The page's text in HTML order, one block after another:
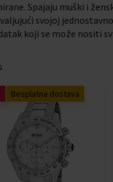
Spajaju muški i
svojoj
koji se može nositi
Besplatna dostava